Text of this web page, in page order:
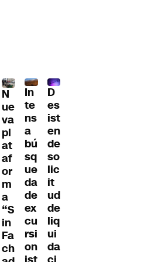
N
ue
va
pl
at
af
or
m
a
“S
in
Fa
ch
In
te
ns
a
bú
sq
ue
da
de
ex
cu
rsi
on
D
es
ist
en
de
so
lic
it
ud
de
liq
ui
da